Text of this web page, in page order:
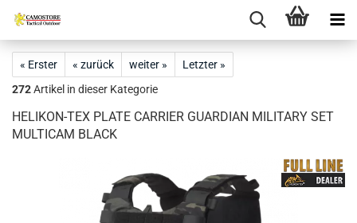
« Erster « zurück weiter »
Letzter »
272Artikel in dieser Kategorie
HELIKON-TEX PLATE CARRIER GUARDIAN MILITARY SET
MULTICAM BLACK